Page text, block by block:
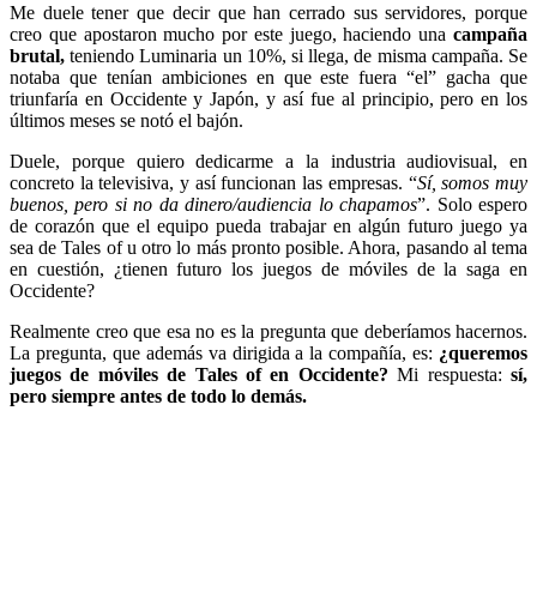
Me duele tener que decir que han cerrado sus servidores, porque
creo que apostaron mucho por este juego, haciendo una campaña
brutal, teniendo Luminaria un 10%, si llega, de misma campaña. Se
notaba que tenían ambiciones en que este fuera “el” gacha que
triunfaría en Occidente y Japón, y así fue al principio, pero en los
últimos meses se notó el bajón.
Duele, porque quiero dedicarme a la industria audiovisual, en
concreto la televisiva, y así funcionan las empresas. “Sí, somos muy
buenos, pero si no da dinero/audiencia lo chapamos”. Solo espero
de corazón que el equipo pueda trabajar en algún futuro juego ya
sea de Tales of u otro lo más pronto posible. Ahora, pasando al tema
en cuestión, ¿tienen futuro los juegos de móviles de la saga en
Occidente?
Realmente creo que esa no es la pregunta que deberíamos hacernos.
La pregunta, que además va dirigida a la compañía, es: ¿queremos
juegos de móviles de Tales of en Occidente? Mi respuesta:sí,
pero siempre antes de todo lo demás.